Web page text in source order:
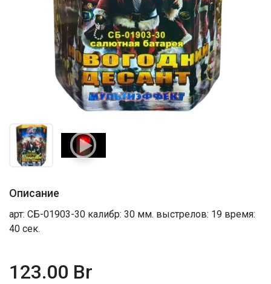
Описание
арт: СБ-01903-30 калибр: 30 мм. выстрелов: 19 время:
40 сек.
123.00 Br